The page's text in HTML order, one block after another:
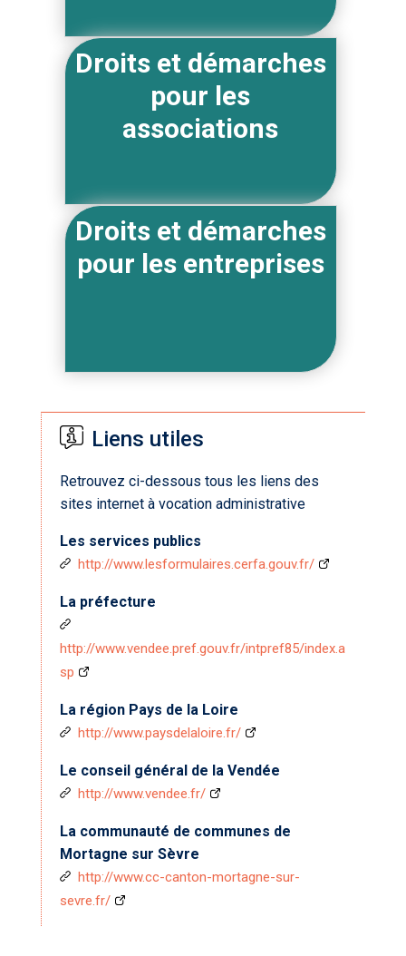
Droits et démarches
pour les
associations
Droits et démarches
pour les entreprises
Liens utiles
Retrouvez ci-dessous tous les liens des
sites internet à vocation administrative
Les services publics
http://www.lesformulaires.cerfa.gouv.fr/
La préfecture
http://www.vendee.pref.gouv.fr/intpref85/index.a
sp
La région Pays de la Loire
http://www.paysdelaloire.fr/
Le conseil général de la Vendée
http://www.vendee.fr/
La communauté de communes de
Mortagne sur Sèvre
http://www.cc-canton-mortagne-sur-
sevre.fr/